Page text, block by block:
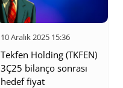
10 Aralık 2025 15:36
Tekfen Holding (TKFEN)
3Ç25 bilanço sonrası
hedef fiyat